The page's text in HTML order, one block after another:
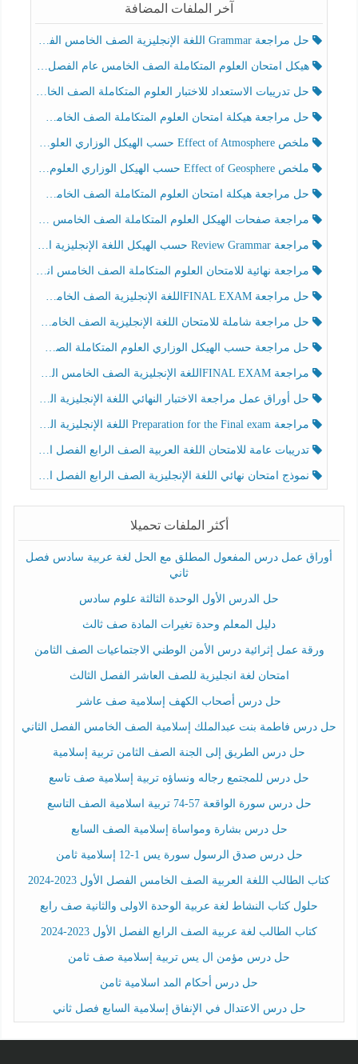
آخر الملفات المضافة
حل مراجعة Grammar اللغة الإنجليزية الصف الخامس الفصل الثالث
هيكل امتحان العلوم المتكاملة الصف الخامس عام الفصل الدراسي الثالث 2025-2026
حل تدريبات الاستعداد للاختبار العلوم المتكاملة الصف الخامس عام الفصل الثالث
حل مراجعة هيكلة امتحان العلوم المتكاملة الصف الخامس انسبير الفصل الثالث
ملخص Effect of Atmosphere حسب الهيكل الوزاري العلوم المتكاملة الصف الخامس انسبير الفصل الثالث
ملخص Effect of Geosphere حسب الهيكل الوزاري العلوم المتكاملة الصف الخامس انسبير الفصل الثالث
حل مراجعة هيكلة امتحان العلوم المتكاملة الصف الخامس عام الفصل الثالث
مراجعة صفحات الهيكل العلوم المتكاملة الصف الخامس انسبير الفصل الثالث
مراجعة Review Grammar حسب الهيكل اللغة الإنجليزية الصف الخامس الفصل الثالث
مراجعة نهائية للامتحان العلوم المتكاملة الصف الخامس انسبير الفصل الثالث
حل مراجعة FINAL EXAMاللغة الإنجليزية الصف الخامس الفصل الثالث
حل مراجعة شاملة للامتحان اللغة الإنجليزية الصف الخامس الفصل الثالث
حل مراجعة حسب الهيكل الوزاري العلوم المتكاملة الصف الخامس عام الفصل الثالث
مراجعة FINAL EXAMاللغة الإنجليزية الصف الخامس الفصل الثالث
حل أوراق عمل مراجعة الاختبار النهائي اللغة الإنجليزية الصف الرابع الفصل الثالث
مراجعة Preparation for the Final exam اللغة الإنجليزية الصف الرابع الفصل الثالث
تدريبات عامة للامتحان اللغة العربية الصف الرابع الفصل الثالث
نموذج امتحان نهائي اللغة الإنجليزية الصف الرابع الفصل الثالث
أكثر الملفات تحميلا
أوراق عمل درس المفعول المطلق مع الحل لغة عربية سادس فصل
ثاني
حل الدرس الأول الوحدة الثالثة علوم سادس
دليل المعلم وحدة تغيرات المادة صف ثالث
ورقة عمل إثرائية درس الأمن الوطني الاجتماعيات الصف الثامن
امتحان لغة انجليزية للصف العاشر الفصل الثالث
حل درس أصحاب الكهف إسلامية صف عاشر
حل درس فاطمة بنت عبدالملك إسلامية الصف الخامس الفصل الثاني
حل درس الطريق إلى الجنة الصف الثامن تربية إسلامية
حل درس للمجتمع رجاله ونساؤه تربية إسلامية صف تاسع
حل درس سورة الواقعة 57-74 تربية اسلامية الصف التاسع
حل درس بشارة ومواساة إسلامية الصف السابع
حل درس صدق الرسول سورة يس 1-12 إسلامية ثامن
كتاب الطالب اللغة العربية الصف الخامس الفصل الأول 2023-2024
حلول كتاب النشاط لغة عربية الوحدة الاولى والثانية صف رابع
كتاب الطالب لغة عربية الصف الرابع الفصل الأول 2023-2024
حل درس مؤمن ال يس تربية إسلامية صف ثامن
حل درس أحكام المد اسلامية ثامن
حل درس الاعتدال في الإنفاق إسلامية السابع فصل ثاني